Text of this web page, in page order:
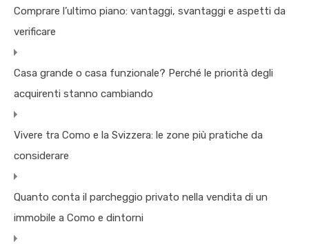
Comprare l’ultimo piano: vantaggi, svantaggi e aspetti da
verificare
Casa grande o casa funzionale? Perché le priorità degli
acquirenti stanno cambiando
Vivere tra Como e la Svizzera: le zone più pratiche da
considerare
Quanto conta il parcheggio privato nella vendita di un
immobile a Como e dintorni